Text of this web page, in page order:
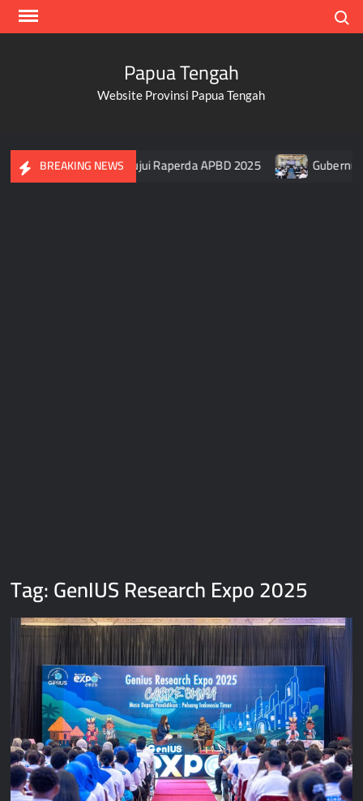
Skip
Papua Tengah
Website Provinsi Papua Tengah
BREAKING NEWS
Papua Tengah Setujui Raperda APBD 2025 Gubernur
Tag:GenIUS Research Expo 2025